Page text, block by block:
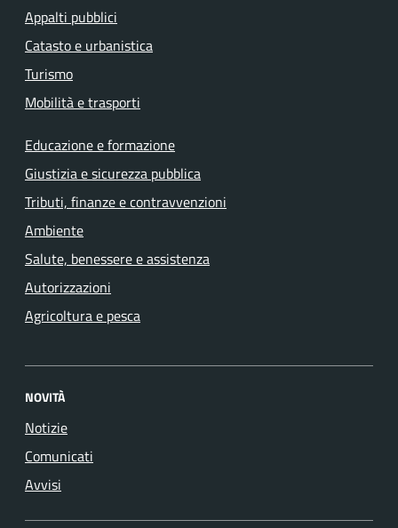
Appalti pubblici
Catasto e urbanistica
Turismo
Mobilità e trasporti
Educazione e formazione
Giustizia e sicurezza pubblica
Tributi, finanze e contravvenzioni
Ambiente
Salute, benessere e assistenza
Autorizzazioni
Agricoltura e pesca
NOVITÀ
Notizie
Comunicati
Avvisi